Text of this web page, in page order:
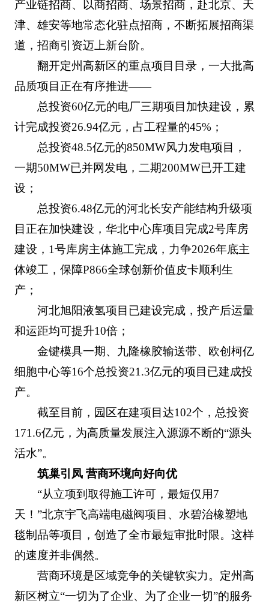
产业链招商、以商招商、场景招商，赴北京、天
津、雄安等地常态化驻点招商，不断拓展招商渠
道，招商引资迈上新台阶。
翻开定州高新区的重点项目目录，一大批高
品质项目正在有序推进——
总投资60亿元的电厂三期项目加快建设，累
计完成投资26.94亿元，占工程量的45%；
总投资48.5亿元的850MW风力发电项目，
一期50MW已并网发电，二期200MW已开工建
设；
总投资6.48亿元的河北长安产能结构升级项
目正在加快建设，华北中心库项目完成2号库房
建设，1号库房主体施工完成，力争2026年底主
体竣工，保障P866全球创新价值皮卡顺利生
产；
河北旭阳液氢项目已建设完成，投产后运量
和运距均可提升10倍；
金键模具一期、九隆橡胶输送带、欧创柯亿
细胞中心等16个总投资21.3亿元的项目已建成投
产。
截至目前，园区在建项目达102个，总投资
171.6亿元，为高质量发展注入源源不断的“源头
活水”。
筑巢引凤 营商环境向好向优
“从立项到取得施工许可，最短仅用7
天！”北京宇飞高端电磁阀项目、水碧治橡塑地
毯制品等项目，创造了全市最短审批时限。这样
的速度并非偶然。
营商环境是区域竞争的关键软实力。定州高
新区树立“一切为了企业、为了企业一切”的服务